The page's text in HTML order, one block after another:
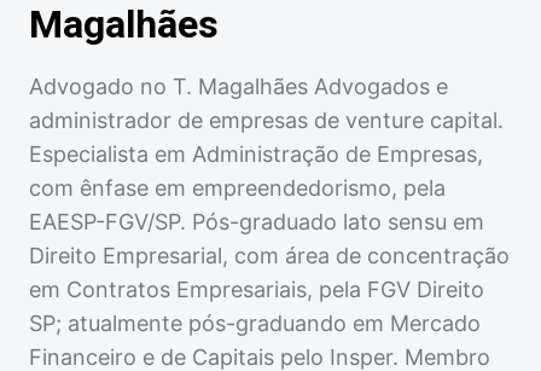
Magalhães
Advogado no T. Magalhães Advogados e
administrador de empresas de venture capital.
Especialista em Administração de Empresas,
com ênfase em empreendedorismo, pela
EAESP-FGV/SP. Pós-graduado lato sensu em
Direito Empresarial, com área de concentração
em Contratos Empresariais, pela FGV Direito
SP; atualmente pós-graduando em Mercado
Financeiro e de Capitais pelo Insper. Membro